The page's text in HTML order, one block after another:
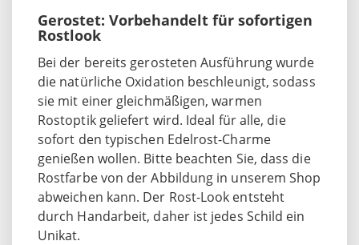
Gerostet: Vorbehandelt für sofortigen
Rostlook
Bei der bereits gerosteten Ausführung wurde
die natürliche Oxidation beschleunigt, sodass
sie mit einer gleichmäßigen, warmen
Rostoptik geliefert wird. Ideal für alle, die
sofort den typischen Edelrost-Charme
genießen wollen. Bitte beachten Sie, dass die
Rostfarbe von der Abbildung in unserem Shop
abweichen kann. Der Rost-Look entsteht
durch Handarbeit, daher ist jedes Schild ein
Unikat.